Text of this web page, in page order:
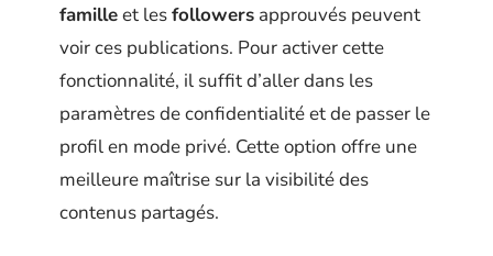
familleet lesfollowers approuvés peuvent
voir ces publications. Pour activer cette
fonctionnalité, il suffit d’aller dans les
paramètres de confidentialité et de passer le
profil en mode privé. Cette option offre une
meilleure maîtrise sur la visibilité des
contenus partagés.